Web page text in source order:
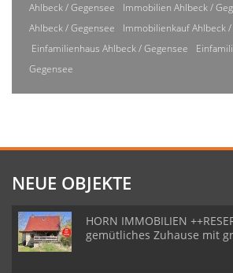
Ahlbeck / Gegensee
Immobilien Ahlbeck /
Ahlbeck / Gegensee
Immobilienkauf Ahlbeck
Einfamilienhaus Ahlbeck / Gegensee
Gegensee
NEUE OBJEKTE
HORN IMMOBILIEN
gemütliches Zuhause mit